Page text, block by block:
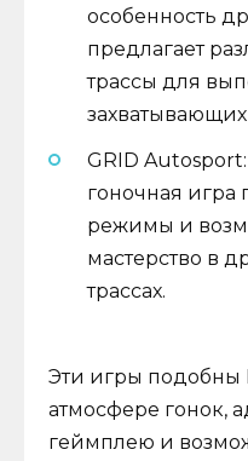
особенность
предлагает
трассы для
GRID
гоночная игра
режимы и
мастерство в
трассах.
Эти игры подобны
атмосфере гонок,
геймплею и